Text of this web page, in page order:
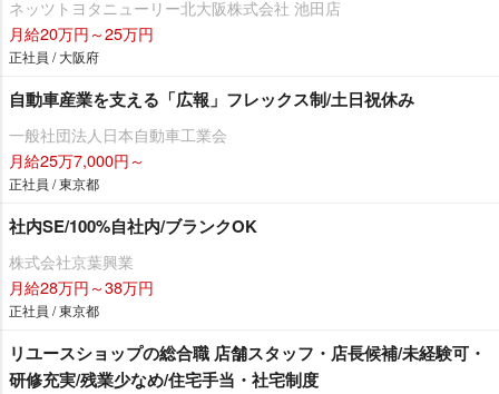
ネッツトヨタニューリー北大阪株式会社 池田店
月給20万円～25万円
正社員 / 大阪府
自動車産業を支える「広報」フレックス制/土日祝休み
一般社団法人日本自動車工業会
月給25万7,000円～
正社員 / 東京都
社内SE/100%自社内/ブランクOK
株式会社京葉興業
月給28万円～38万円
正社員 / 東京都
リユースショップの総合職 店舗スタッフ・店長候補/未経験可・
研修充実/残業少なめ/住宅手当・社宅制度